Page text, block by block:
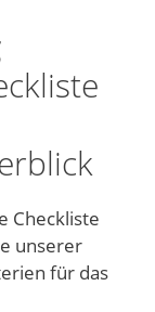
Checkliste
unserer
für das